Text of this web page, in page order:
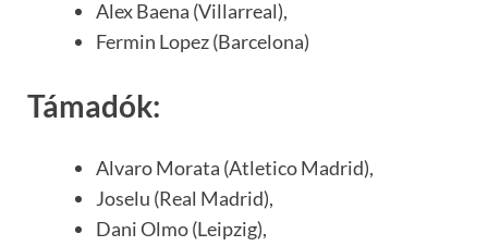
Alex Baena (Villarreal),
Fermin Lopez (Barcelona)
Támadók:
Alvaro Morata (Atletico Madrid),
Joselu (Real Madrid),
Dani Olmo (Leipzig),